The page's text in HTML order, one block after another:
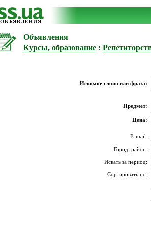
ОБЪЯВЛЕНИЯ
Объявления
Курсы, образование :
Искомое слово или фраза:
Предмет:
Цена:
E-mail:
Город, район:
Искать за период:
Сортировать по: